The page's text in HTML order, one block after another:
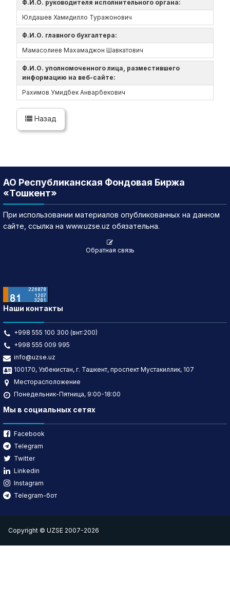
Ф.И.О. руководителя исполнительного органа:
Юлдашев Хамидилло Туражонович
Ф.И.О. главного бухгалтера:
Мамасолиев Махамаджон Шавкатович
Ф.И.О. уполномоченного лица, разместившего
информацию на веб-сайте:
Рахимов Умидбек Анварбекович
Назад
АО Республиканская Фондовая Биржа
«Тошкент»
При использовании материалов опубликованных на данном
сайте, ссылка на www.uzse.uz обязательна.
Обратная связь
Наши контакты
+998 555 100 300 (внт:200)
+998 555 009 995
info@uzse.uz
100170, Узбекистан, г. Ташкент, проспект Мустакиллик, 107
Месторасположение
Понедельник-Пятница, 9:00-18:00
Мы в социальных сетях
Facebook
Telegram
Twitter
Linkedin
Instagram
Telegram-бот
Copyright © UZSE 2007-2026